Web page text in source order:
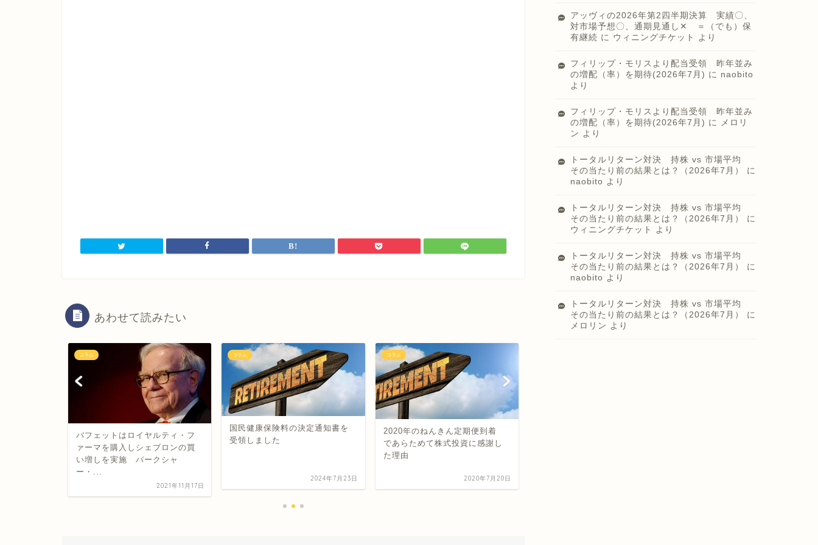
あわせて読みたい
コラム
バフェットはロイヤルティ・フ
ァーマを購入しシェブロンの買
い増しを実施 バークシャ
ー・...
2021年11月17日
コラム
国民健康保険料の決定通知書を
受領しました
2024年7月23日
コラム
2020年のねんきん定期便到着
であらためて株式投資に感謝し
た理由
2020年7月20日
アッヴィの2026年第2四半期決算 実績〇、
対市場予想〇、通期見通し✕ ＝（でも）保
有継続 に ウィニングチケット より
フィリップ・モリスより配当受領 昨年並み
の増配（率）を期待(2026年7月) に naobito
より
フィリップ・モリスより配当受領 昨年並み
の増配（率）を期待(2026年7月) に メロリ
ン より
トータルリターン対決 持株 vs 市場平均
その当たり前の結果とは？（2026年7月）
に
naobito より
トータルリターン対決 持株 vs 市場平均
その当たり前の結果とは？（2026年7月）
に
ウィニングチケット
より
トータルリターン対決 持株 vs 市場平均
その当たり前の結果とは？（2026年7月）
に
naobito より
トータルリターン対決 持株 vs 市場平均
その当たり前の結果とは？（2026年7月）
に
メロリン より